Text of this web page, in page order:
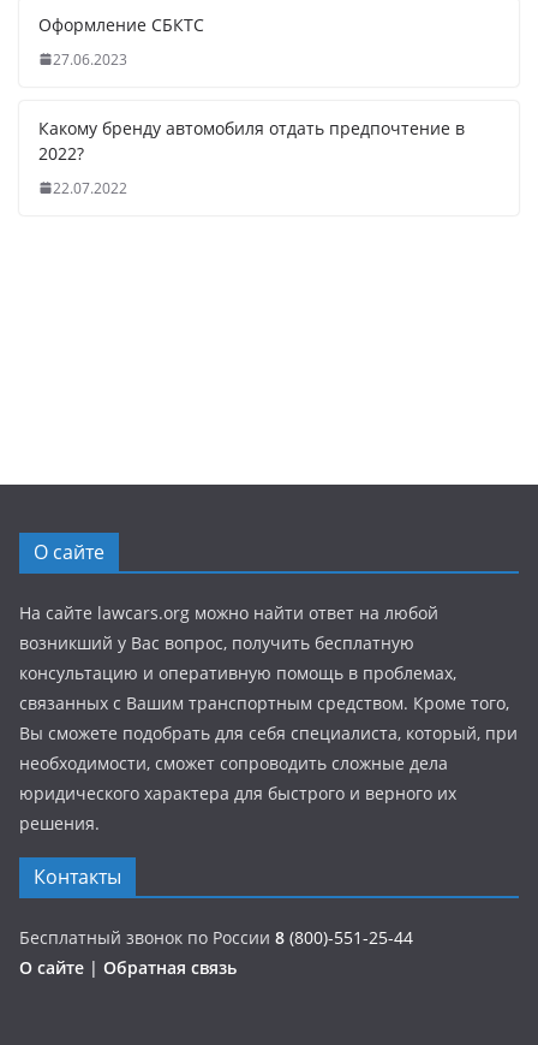
Оформление СБКТС
27.06.2023
Какому бренду автомобиля отдать предпочтение в
2022?
22.07.2022
О сайте
На сайте lawcars.org можно найти ответ на любой
возникший у Вас вопрос, получить бесплатную
консультацию и оперативную помощь в проблемах,
связанных с Вашим транспортным средством. Кроме того,
Вы сможете подобрать для себя специалиста, который, при
необходимости, сможет сопроводить сложные дела
юридического характера для быстрого и верного их
решения.
Контакты
Бесплатный звонок по России 8 (800)-551-25-44
О сайте | Обратная связь